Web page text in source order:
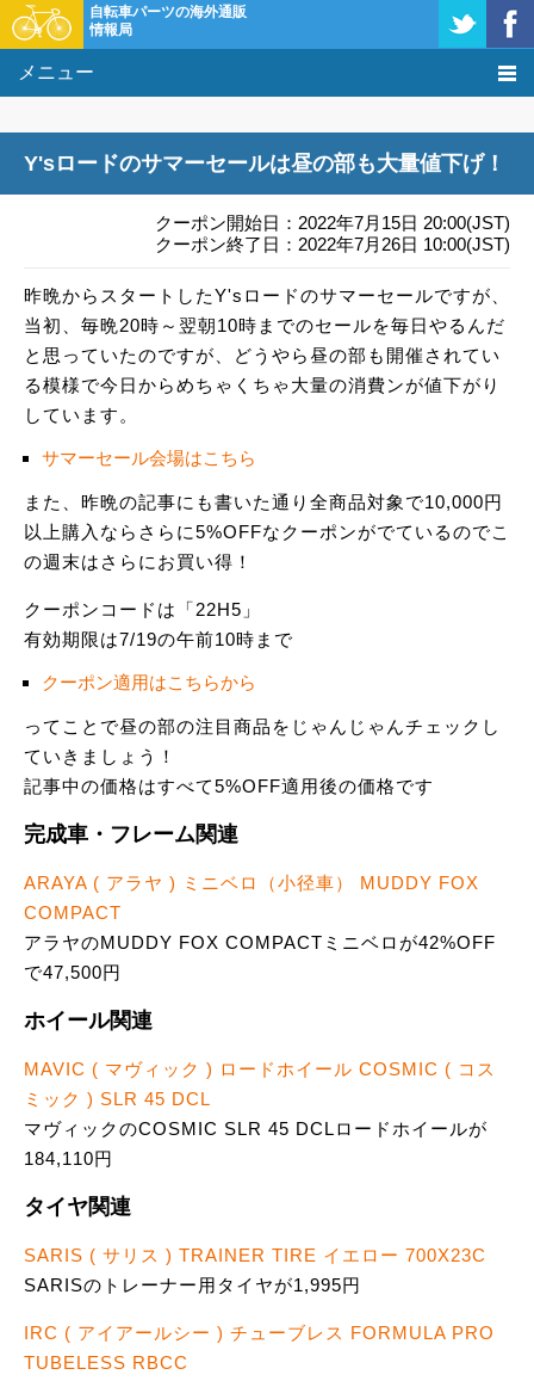
自転車パーツの海外通販
情報局
メニュー
基礎知識
購入方法
クーポン＆セール
Y'sロードのサマーセールは昼の部も大量値下げ！
クーポン開始日：2022年7月15日 20:00(JST)
クーポン終了日：2022年7月26日 10:00(JST)
昨晩からスタートしたY'sロードのサマーセールですが、
当初、毎晩20時～翌朝10時までのセールを毎日やるんだ
と思っていたのですが、どうやら昼の部も開催されてい
る模様で今日からめちゃくちゃ大量の消費ンが値下がり
しています。
サマーセール会場はこちら
また、昨晩の記事にも書いた通り全商品対象で10,000円
以上購入ならさらに5%OFFなクーポンがでているのでこ
の週末はさらにお買い得！
クーポンコードは「22H5」
有効期限は7/19の午前10時まで
クーポン適用はこちらから
ってことで昼の部の注目商品をじゃんじゃんチェックし
ていきましょう！
記事中の価格はすべて5%OFF適用後の価格です
完成車・フレーム関連
ARAYA ( アラヤ ) ミニベロ（小径車） MUDDY FOX
COMPACT
アラヤのMUDDY FOX COMPACTミニベロが42%OFF
で47,500円
ホイール関連
MAVIC ( マヴィック ) ロードホイール COSMIC ( コス
ミック ) SLR 45 DCL
マヴィックのCOSMIC SLR 45 DCLロードホイールが
184,110円
タイヤ関連
SARIS ( サリス ) TRAINER TIRE イエロー 700X23C
SARISのトレーナー用タイヤが1,995円
IRC ( アイアールシー ) チューブレス FORMULA PRO
TUBELESS RBCC